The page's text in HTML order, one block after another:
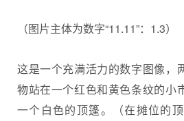
（图片主体为数字“11.11”：1.3）
这是一个充满活力的数字图像，
物站在一个红色和黄色条纹的小
一个白色的顶篷。（在摊位的